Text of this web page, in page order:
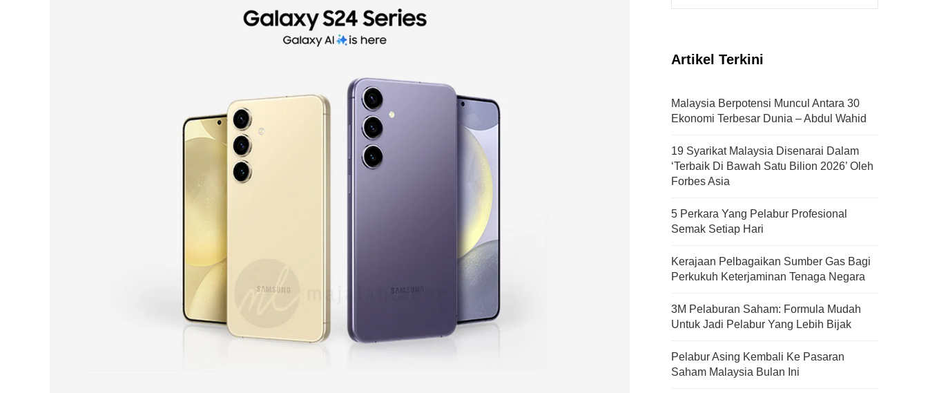
Artikel Terkini
Malaysia Berpotensi Muncul Antara 30
Ekonomi Terbesar Dunia – Abdul Wahid
19 Syarikat Malaysia Disenarai Dalam
‘Terbaik Di Bawah Satu Bilion 2026’ Oleh
Forbes Asia
5 Perkara Yang Pelabur Profesional
Semak Setiap Hari
Kerajaan Pelbagaikan Sumber Gas Bagi
Perkukuh Keterjaminan Tenaga Negara
3M Pelaburan Saham: Formula Mudah
Untuk Jadi Pelabur Yang Lebih Bijak
Pelabur Asing Kembali Ke Pasaran
Saham Malaysia Bulan Ini